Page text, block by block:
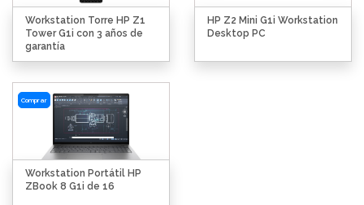
Workstation Torre HP Z1
Tower G1i con 3 años de
garantía
HP Z2 Mini G1i Workstation
Desktop PC
Comprar
Workstation Portátil HP
ZBook 8 G1i de 16